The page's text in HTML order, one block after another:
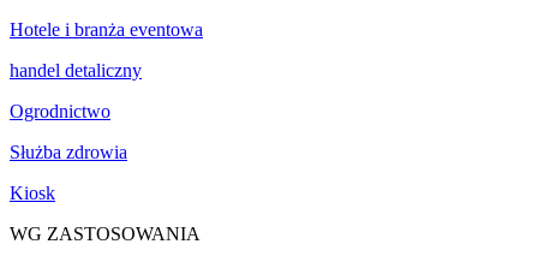
Hotele i branża eventowa
handel detaliczny
Ogrodnictwo
Służba zdrowia
Kiosk
WG ZASTOSOWANIA